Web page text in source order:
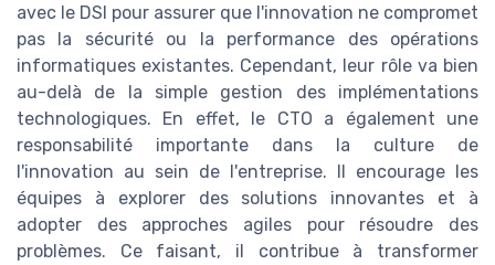
avec le DSI pour assurer que l'innovation ne compromet
pas la sécurité ou la performance des opérations
informatiques existantes. Cependant, leur rôle va bien
au-delà de la simple gestion des implémentations
technologiques. En effet, le CTO a également une
responsabilité importante dans la culture de
l'innovation au sein de l'entreprise. Il encourage les
équipes à explorer des solutions innovantes et à
adopter des approches agiles pour résoudre des
problèmes. Ce faisant, il contribue à transformer